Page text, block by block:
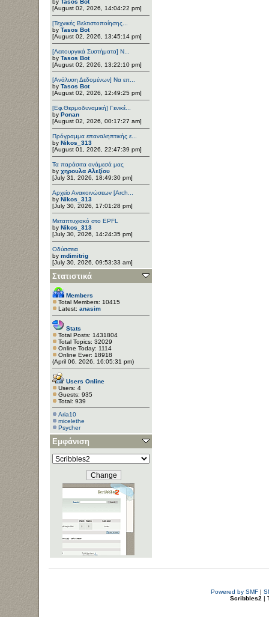
[August 02, 2026, 14:04:22 pm]
[Τεχνικές Βελτιστοποίησης...
by Tasos Bot
[August 02, 2026, 13:45:14 pm]
[Λειτουργικά Συστήματα] Ν...
by Tasos Bot
[August 02, 2026, 13:22:10 pm]
[Ανάλυση Δεδομένων] Να επ...
by Tasos Bot
[August 02, 2026, 12:49:25 pm]
[Εφ.Θερμοδυναμική] Γενικέ...
by Ponan
[August 02, 2026, 00:17:27 am]
Πρόγραμμα επαναληπτικής ε...
by Nikos_313
[August 01, 2026, 22:47:39 pm]
Τα παράσιτα ανάμεσά μας
by χηρουλα Αλεξίου
[July 31, 2026, 18:49:30 pm]
Αρχείο Ανακοινώσεων [Arch...
by Nikos_313
[July 30, 2026, 17:01:28 pm]
Μεταπτυχιακό στο EPFL
by Nikos_313
[July 30, 2026, 14:24:35 pm]
Οδύσσεια
by mdimitrig
[July 30, 2026, 09:53:33 am]
Στατιστικά
Members
Total Members: 10415
Latest: anasim
Stats
Total Posts: 1431804
Total Topics: 32029
Online Today: 1114
Online Ever: 18918
(April 06, 2026, 16:05:31 pm)
Users Online
Users: 4
Guests: 935
Total: 939
Aria10
micelethe
Psycher
Εμφάνιση
Powered by SMF|
Scribbles2 |